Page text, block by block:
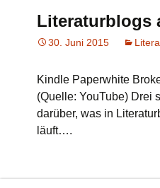
Literaturblogs
30. Juni 2015
Kindle Paperwhite
(Quelle: YouTube) Drei
darüber, was in
läuft….